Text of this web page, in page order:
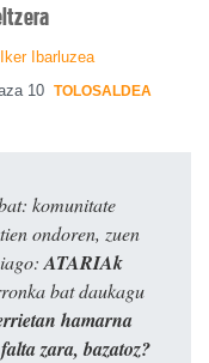
Iker Ibarluzea
10 TOLOSALDEA
komunitate
ondoren, zuen
ATARIAk
bat daukagu
hamarna
zara, bazatoz?